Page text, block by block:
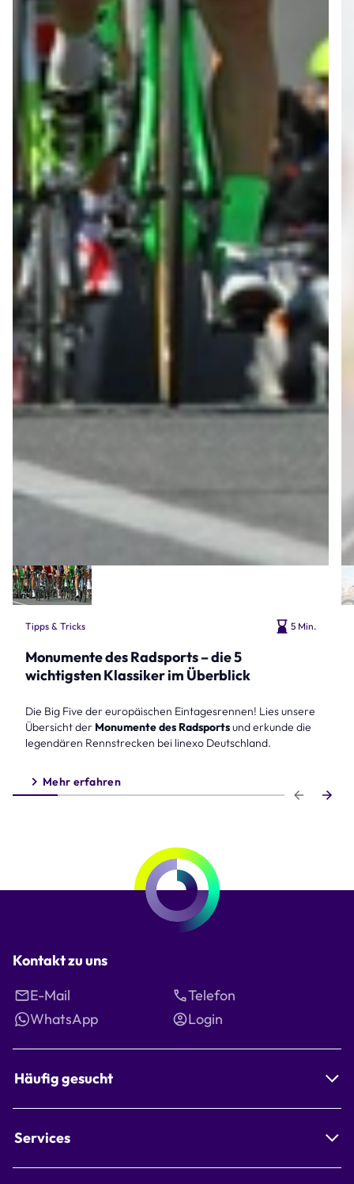
Tipps & Tricks 5 Min.
Monumente des Radsports – die 5
wichtigsten Klassiker im Überblick
Die Big Five der europäischen Eintagesrennen! Lies unsere
Übersicht der Monumente des Radsportsund erkunde die
legendären Rennstrecken bei linexo Deutschland.
Mehr erfahren
Kontakt zu uns
E-Mail
Telefon
WhatsApp
Login
Häufig gesucht
Services